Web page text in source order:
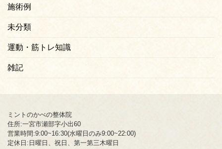
施術例
未分類
運動・筋トレ知識
雑記
ミントのかべの整体院
住所:一宮市瀬部字小出60
営業時間:9:00~16:30(水曜日のみ9:00~22:00)
定休日:日曜日、祝日、第一第三木曜日